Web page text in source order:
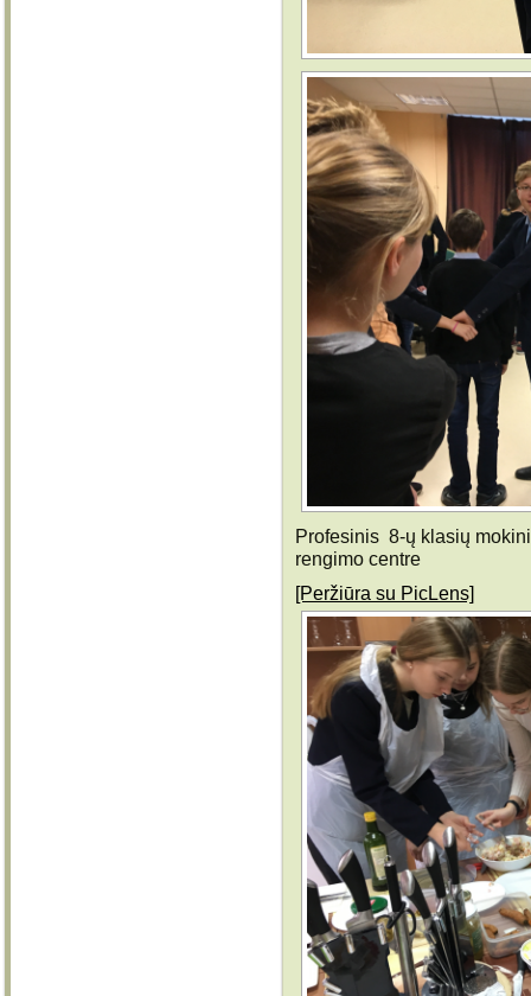
Profesinis 8-ų klasių
rengimo centre
[Peržiūra su PicLens]